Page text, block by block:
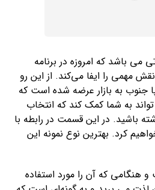
می باشد که امروزه در برنامه
مهمی را ایفا می‌کند. از این رو
جنوب به بازار عرضه شده است که
به شما کمک کند که انتخاب
باشید. در این قسمت در رابطه با
کرد. بهترین نوع نمونه این
هنگامی که آن را مورد استفاده